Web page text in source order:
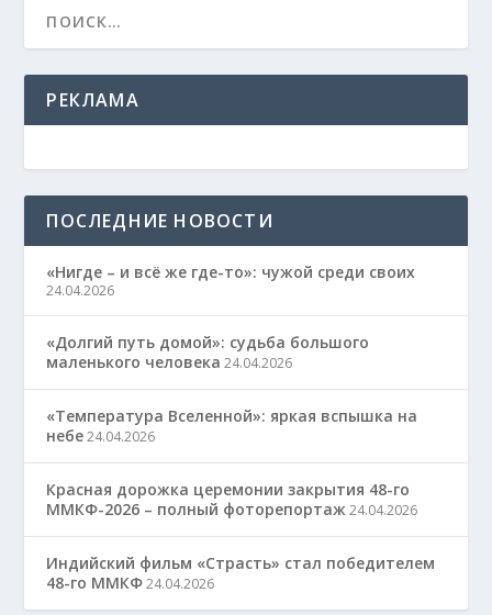
РЕКЛАМА
ПОСЛЕДНИЕ НОВОСТИ
«Нигде – и всё же где-то»: чужой среди своих
24.04.2026
«Долгий путь домой»: судьба большого
маленького человека 24.04.2026
«Температура Вселенной»: яркая вспышка на
небе 24.04.2026
Красная дорожка церемонии закрытия 48-го
ММКФ-2026 – полный фоторепортаж 24.04.2026
Индийский фильм «Страсть» стал победителем
48-го ММКФ 24.04.2026